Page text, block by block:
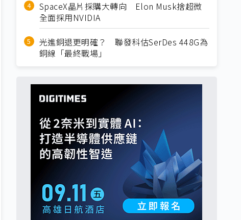
SpaceX晶片採購大轉向 Elon Musk捨超微
全面採用NVIDIA
光進銅退更明確？ 聯發科估SerDes 448G為
銅線「最終戰場」